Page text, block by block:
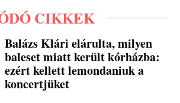
CIKKEK
Balázs Klári elárulta, milyen
baleset miatt került kórházba:
ezért kellett lemondaniuk a
koncertjüket